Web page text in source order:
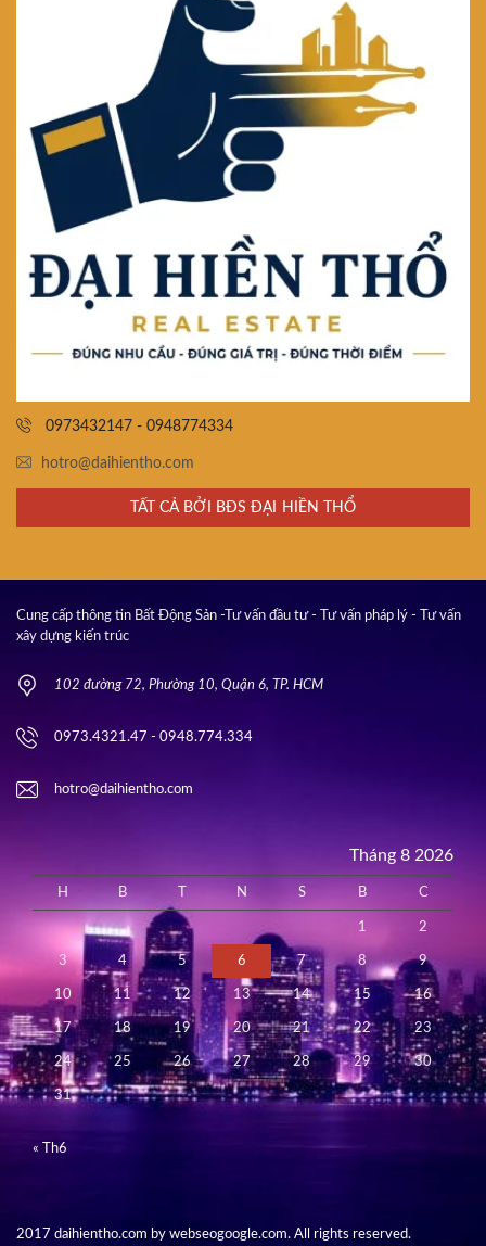
0973432147 - 0948774334
hotro@daihientho.com
TẤT CẢ BỞI BĐS ĐẠI HIỀN THỔ
Cung cấp thông tin Bất Động Sản -Tư vấn đầu tư - Tư vấn pháp lý - Tư vấn
xây dựng kiến trúc
102 đường 72, Phường 10, Quận 6, TP. HCM
0973.4321.47 - 0948.774.334
hotro@daihientho.com
Tháng 8 2026
H B N S B C
1 2
3 4 5 6 7 8 9
10 11 12 13 14 15 16
17 18 19 20 21 22 23
24 25 26 27 28 29 30
31
« Th6
2017 daihientho.com by webseogoogle.com. All rights reserved.